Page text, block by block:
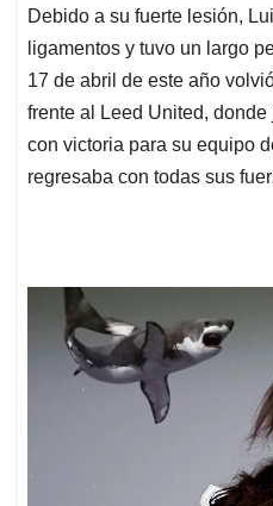
Debido a su fuerte lesión,
ligamentos y tuvo un largo
17 de abril de este año
frente al Leed United,
con victoria para su equipo
regresaba con todas sus